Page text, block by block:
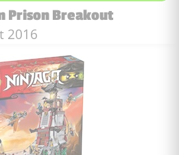
Prison Breakout
:
figurines :
de sortie :
2016